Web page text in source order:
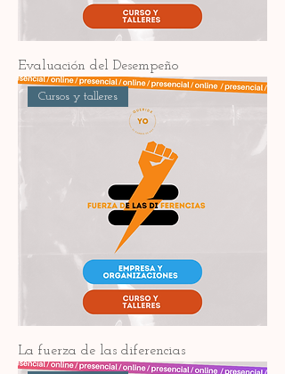
Evaluación del Desempeño
Cursos y talleres
La fuerza de las diferencias